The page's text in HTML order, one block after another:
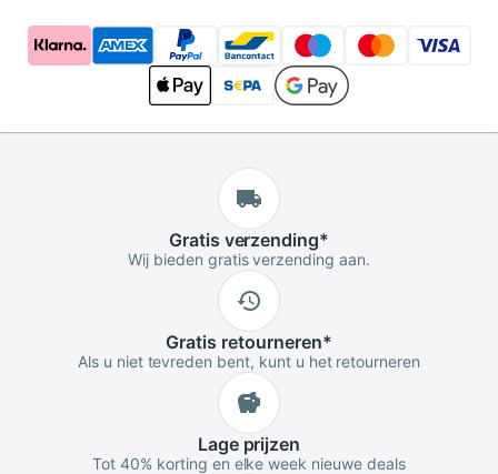
Gratis verzending*
Wij bieden gratis verzending aan.
Gratis retourneren*
Als u niet tevreden bent, kunt u het retourneren
Lageprijzen
Tot 40% korting en elke week nieuwe deals